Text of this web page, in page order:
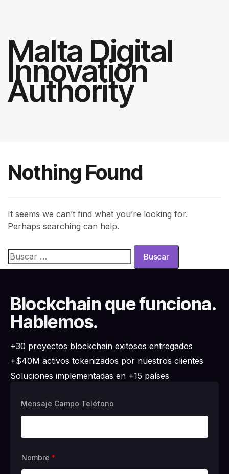
Malta Digital
Innovation
Authority
Nothing Found
It seems we can’t find what you’re looking for.
Perhaps searching can help.
Blockchain que funciona.
Hablemos.
+30 proyectos blockchain exitosos entregados
+$40M activos tokenizados por nuestros clientes
Soluciones implementadas en +15 países
Mensaje Campo Teléfono
Nombre *